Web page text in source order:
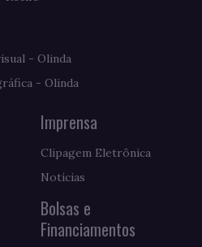
- Olinda
- Olinda
Imprensa
Clipagem Eletrônica
Notícias
Bolsas e
Financiamentos